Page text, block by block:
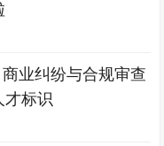
业纠纷与合规审查
才标识